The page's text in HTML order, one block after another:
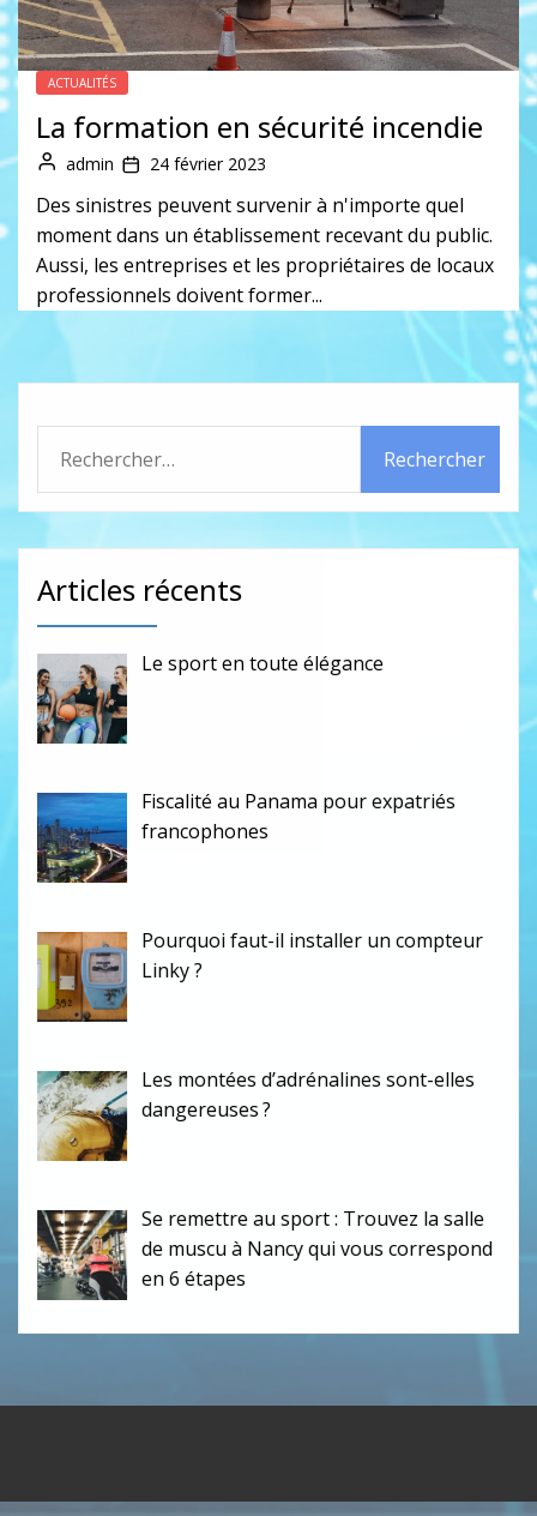
ACTUALITÉS
La formation en sécurité incendie
admin 24 février 2023
Des sinistres peuvent survenir à n'importe quel
moment dans un établissement recevant du public.
Aussi, les entreprises et les propriétaires de locaux
professionnels doivent former...
Articles récents
Le sport en toute élégance
Fiscalité au Panama pour expatriés
francophones
Pourquoi faut-il installer un compteur
Linky ?
Les montées d’adrénalines sont-elles
dangereuses ?
Se remettre au sport : Trouvez la salle
de muscu à Nancy qui vous correspond
en 6 étapes